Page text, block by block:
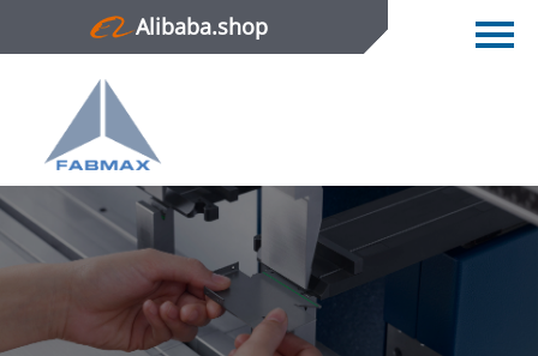
Alibaba.shop
Главная
Продукция
Новости
О нас
Контактная информация